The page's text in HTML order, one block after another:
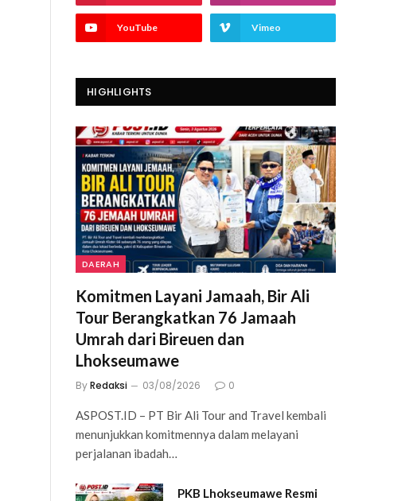
YouTube Vimeo
HIGHLIGHTS
DAERAH
Komitmen Layani Jamaah, Bir Ali
Tour Berangkatkan 76 Jamaah
Umrah dari Bireuen dan
Lhokseumawe
ByRedaksi 03/08/2026 0
ASPOST.ID – PT Bir Ali Tour and Travel kembali
menunjukkan komitmennya dalam melayani
perjalanan ibadah…
PKB Lhokseumawe Resmi